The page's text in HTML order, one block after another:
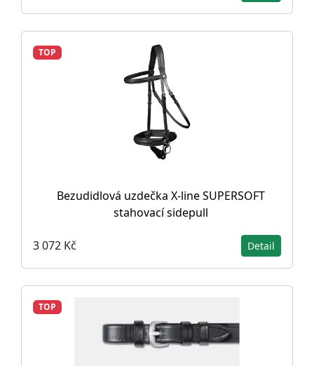
TOP
Bezudidlová uzdečka X-line SUPERSOFT
stahovací sidepull
3 072 Kč Detail
TOP